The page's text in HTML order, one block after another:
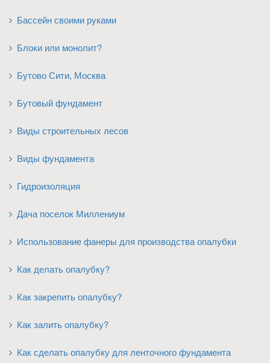
Бассейн своими руками
Блоки или монолит?
Бутово Сити, Москва
Бутовый фундамент
Виды строительных лесов
Виды фундамента
Гидроизоляция
Дача поселок Миллениум
Использование фанеры для производства опалубки
Как делать опалубку?
Как закрепить опалубку?
Как залить опалубку?
Как сделать опалубку для ленточного фундамента